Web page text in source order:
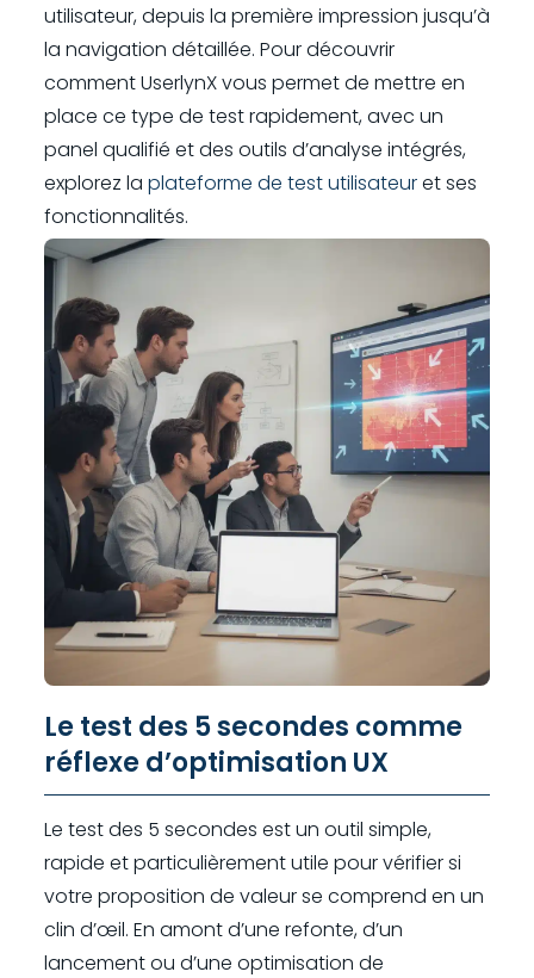
utilisateur, depuis la première impression jusqu’à
la navigation détaillée. Pour découvrir
comment UserlynX vous permet de mettre en
place ce type de test rapidement, avec un
panel qualifié et des outils d’analyse intégrés,
explorez la plateforme de test utilisateuret ses
fonctionnalités.
Le test des 5 secondes comme
réflexe d’optimisation UX
Le test des 5 secondes est un outil simple,
rapide et particulièrement utile pour vérifier si
votre proposition de valeur se comprend en un
clin d’œil. En amont d’une refonte, d’un
lancement ou d’une optimisation de